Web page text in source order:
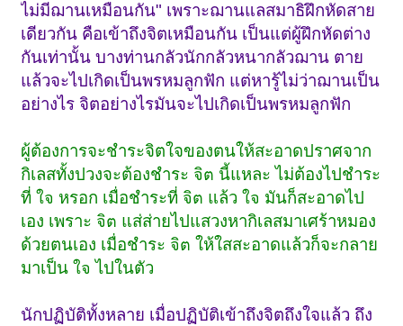
ไม่มีฌานเหมือนกัน" เพราะฌานแลสมาธิฝึกหัดสาย
เดียวกัน คือเข้าถึงจิตเหมือนกัน เป็นแต่ผู้ฝึกหัดต่าง
กันเท่านั้น บางท่านกลัวนักกลัวหนากลัวฌาน ตาย
แล้วจะไปเกิดเป็นพรหมลูกฟัก แต่หารู้ไม่ว่าฌานเป็น
อย่างไร จิตอย่างไรมันจะไปเกิดเป็นพรหมลูกฟัก
ผู้ต้องการจะชำระจิตใจของตนให้สะอาดปราศจาก
กิเลสทั้งปวงจะต้องชำระ จิต นี้แหละ ไม่ต้องไปชำระ
ที่ใจ หรอก เมื่อชำระที่ จิต แล้วใจ มันก็สะอาดไป
เอง เพราะ จิต แส่ส่ายไปแสวงหากิเลสมาเศร้าหมอง
ด้วยตนเอง เมื่อชำระ จิต ให้ใสสะอาดแล้วก็จะกลาย
มาเป็นใจ ไปในตัว
นักปฏิบัติทั้งหลาย เมื่อปฏิบัติเข้าถึงจิตถึงใจแล้ว ถึง